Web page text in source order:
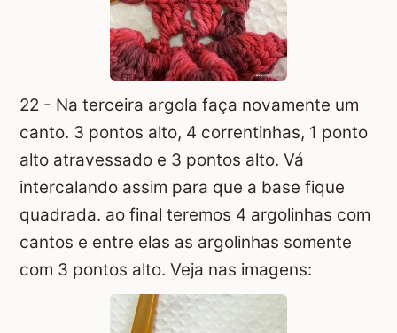
22 - Na terceira argola faça novamente um
canto. 3 pontos alto, 4 correntinhas, 1 ponto
alto atravessado e 3 pontos alto. Vá
intercalando assim para que a base fique
quadrada. ao final teremos 4 argolinhas com
cantos e entre elas as argolinhas somente
com 3 pontos alto. Veja nas imagens: